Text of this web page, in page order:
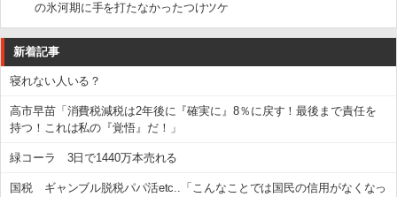
の氷河期に手を打たなかったつけツケ
新着記事
寝れない人いる？
高市早苗「消費税減税は2年後に『確実に』8％に戻す！最後まで責任を
持つ！これは私の『覚悟』だ！」
緑コーラ 3日で1440万本売れる
国税 ギャンブル脱税パパ活etc..「こんなことでは国民の信用がなくなっ